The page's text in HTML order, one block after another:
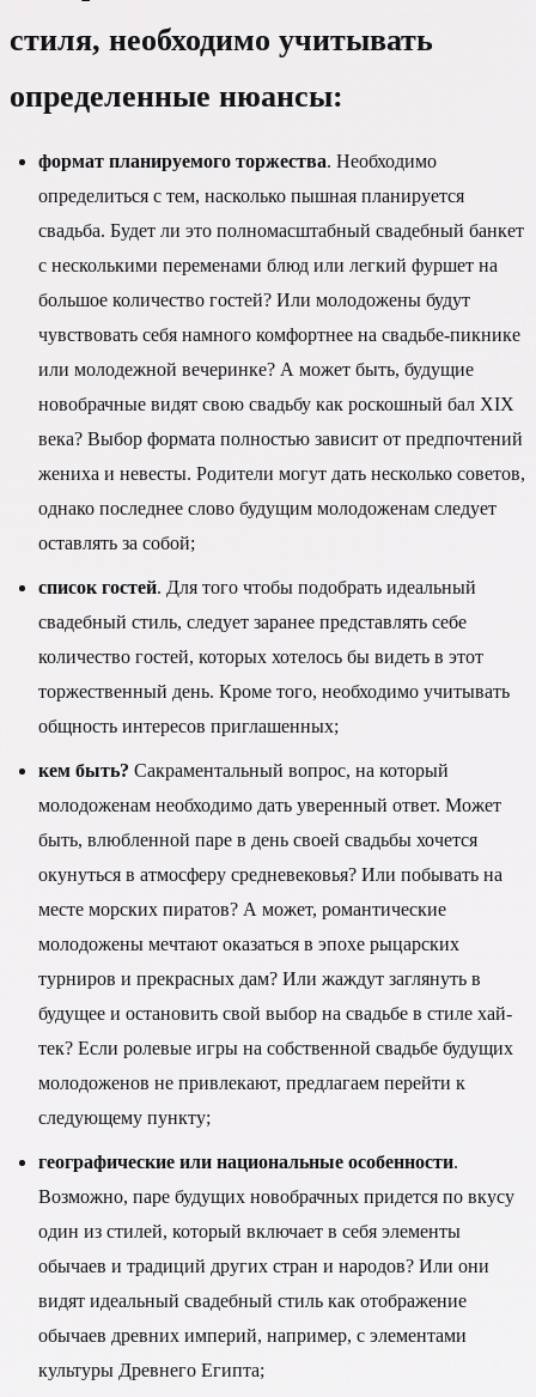
стиля, необходимо учитывать
определенные нюансы:
формат планируемого торжества. Необходимо
определиться с тем, насколько пышная планируется
свадьба. Будет ли это полномасштабный свадебный банкет
с несколькими переменами блюд или легкий фуршет на
большое количество гостей? Или молодожены будут
чувствовать себя намного комфортнее на свадьбе-пикнике
или молодежной вечеринке? А может быть, будущие
новобрачные видят свою свадьбу как роскошный бал XIX
века? Выбор формата полностью зависит от предпочтений
жениха и невесты. Родители могут дать несколько советов,
однако последнее слово будущим молодоженам следует
оставлять за собой;
список гостей. Для того чтобы подобрать идеальный
свадебный стиль, следует заранее представлять себе
количество гостей, которых хотелось бы видеть в этот
торжественный день. Кроме того, необходимо учитывать
общность интересов приглашенных;
кем быть? Сакраментальный вопрос, на который
молодоженам необходимо дать уверенный ответ. Может
быть, влюбленной паре в день своей свадьбы хочется
окунуться в атмосферу средневековья? Или побывать на
месте морских пиратов? А может, романтические
молодожены мечтают оказаться в эпохе рыцарских
турниров и прекрасных дам? Или жаждут заглянуть в
будущее и остановить свой выбор на свадьбе в стиле хай-
тек? Если ролевые игры на собственной свадьбе будущих
молодоженов не привлекают, предлагаем перейти к
следующему пункту;
географические или национальные особенности.
Возможно, паре будущих новобрачных придется по вкусу
один из стилей, который включает в себя элементы
обычаев и традиций других стран и народов? Или они
видят идеальный свадебный стиль как отображение
обычаев древних империй, например, с элементами
культуры Древнего Египта;